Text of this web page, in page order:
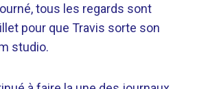
tous les regards sont
pour que Travis sorte son
studio.